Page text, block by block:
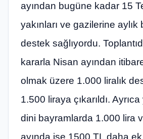
ayından bugüne kadar 15
yakınları ve gazilerine aylık
destek sağlıyordu.
kararla Nisan ayından
olmak üzere 1.000 liralık
1.500 liraya çıkarıldı.
dini bayramlarda 1.000 lira